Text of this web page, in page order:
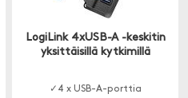
LogiLink 4xUSB-A -keskitin
yksittäisillä kytkimillä
✓4 x USB-A-porttia